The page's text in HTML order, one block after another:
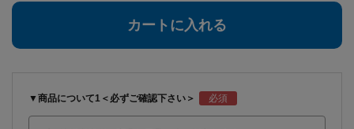
カートに入れる
▼商品について1＜必ずご確認下さい＞